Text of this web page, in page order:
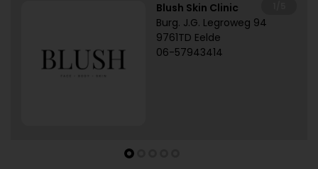
Blush Skin Clinic
Burg. J.G. Legroweg 94
9761TD Eelde
06-57943414